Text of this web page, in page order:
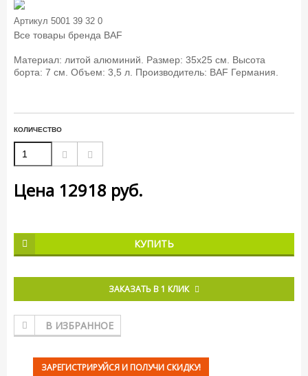
Артикул 5001 39 32 0
Все товары бренда BAF
Материал: литой алюминий. Размер: 35х25 см. Высота
борта: 7 см. Объем: 3,5 л. Производитель: BAF Германия.
КОЛИЧЕСТВО
Цена 12918 руб.
КУПИТЬ
ЗАКАЗАТЬ В 1 КЛИК
В ИЗБРАННОЕ
ЗАРЕГИСТРИРУЙСЯ И ПОЛУЧИ СКИДКУ!